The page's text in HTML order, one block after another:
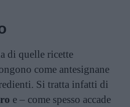
di quelle ricette
come antesignane
Si tratta infatti di
e – come spesso accade